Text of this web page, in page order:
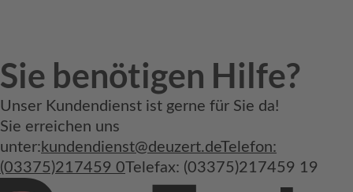
Sie benötigen Hilfe?
Unser Kundendienst ist gerne für Sie da!
Sie erreichen uns
unter: kundendienst@deuzert.deTelefon:
(03375)217459 0Telefax: (03375)217459 19